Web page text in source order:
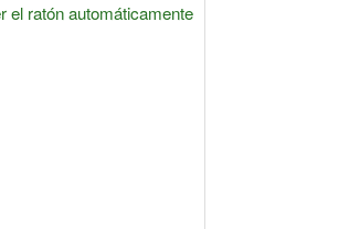
el ratón automáticamente